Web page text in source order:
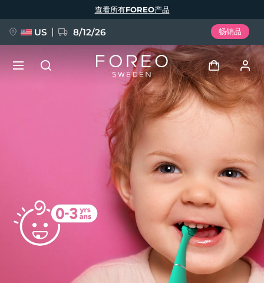
查看所有FOREO产品
US 8/12/26 畅销品
登录
我的设备
我的订单
我的地址
我的订阅
FAQ™ Pure Beauty-Tech Elixir
issa™ Teeth Whitening Set
Deutsch
Español
Italiano
Português
Polski
Svenska
Русский
Türkçe
简体中文 繁體中文